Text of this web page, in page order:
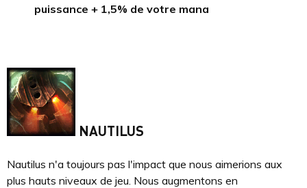
puissance + 1,5% de votre mana
NAUTILUS
Nautilus n'a toujours pas l'impact que nous aimerions aux
plus hauts niveaux de jeu. Nous augmentons en